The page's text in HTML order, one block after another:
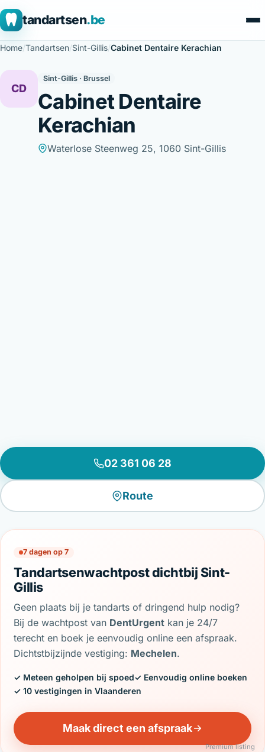
tandartsen.be
Home/Tandartsen/Sint-Gillis/Cabinet Dentaire Kerachian
CD
Sint-Gillis · Brussel
Cabinet Dentaire
Kerachian
Waterlose Steenweg 25, 1060 Sint-Gillis
02 361 06 28
Route
7 dagen op 7
Tandartsenwachtpost dichtbij Sint-
Gillis
Geen plaats bij je tandarts of dringend hulp nodig?
Bij de wachtpost van DentUrgent kan je 24/7
terecht en boek je eenvoudig online een afspraak.
Dichtstbijzijnde vestiging: Mechelen.
✓ Meteen geholpen bij spoed✓ Eenvoudig online boeken
✓ 10 vestigingen in Vlaanderen
Maak direct een afspraak
Premium listing